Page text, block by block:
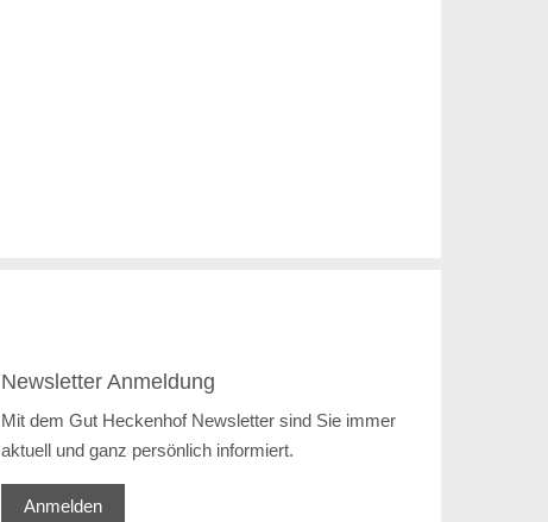
Newsletter Anmeldung
Mit dem Gut Heckenhof Newsletter sind Sie immer
aktuell und ganz persönlich informiert.
Anmelden